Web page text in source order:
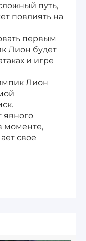
путь,
повлиять на
первым
Лион будет
и игре
Лион
явного
моменте,
свое